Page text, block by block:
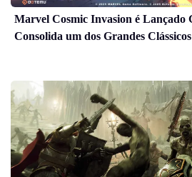
Marvel Cosmic Invasion é Lançado
Consolida um dos Grandes